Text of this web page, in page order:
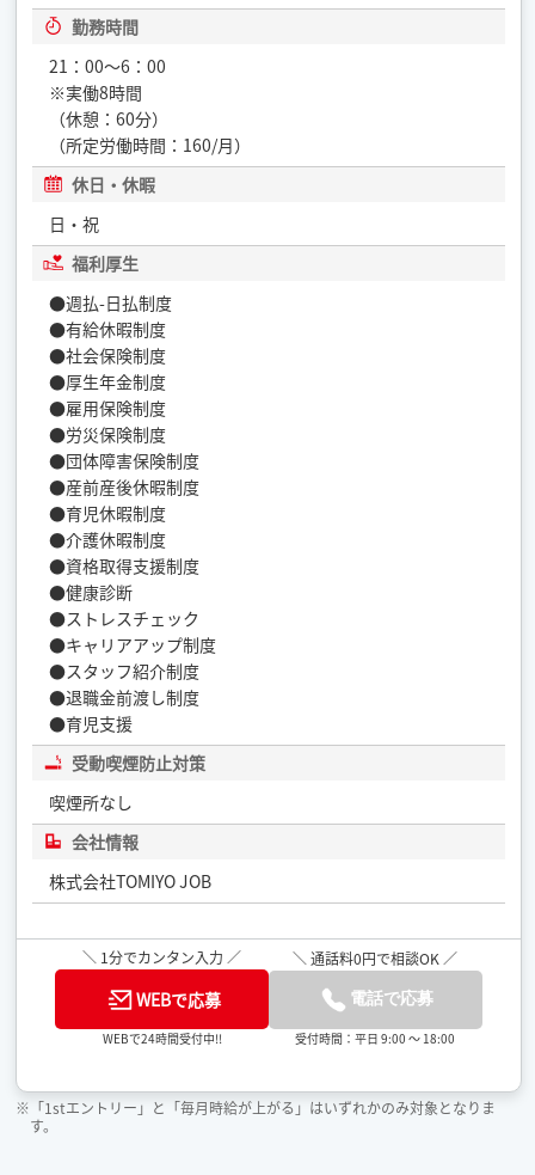
勤務時間
21：00〜6：00
※実働8時間
（休憩：60分）
（所定労働時間：160/月）
休日・休暇
日・祝
福利厚生
●週払-日払制度
●有給休暇制度
●社会保険制度
●厚生年金制度
●雇用保険制度
●労災保険制度
●団体障害保険制度
●産前産後休暇制度
●育児休暇制度
●介護休暇制度
●資格取得支援制度
●健康診断
●ストレスチェック
●キャリアアップ制度
●スタッフ紹介制度
●退職金前渡し制度
●育児支援
受動喫煙防止対策
喫煙所なし
会社情報
株式会社TOMIYO JOB
＼ 1分でカンタン入力 ／
WEBで応募
WEBで24時間受付中!!
＼ 通話料0円で相談OK ／
電話で応募
受付時間：平日 9:00 ～ 18:00
※「1stエントリー」と「毎月時給が上がる」はいずれかのみ対象となりま
す。